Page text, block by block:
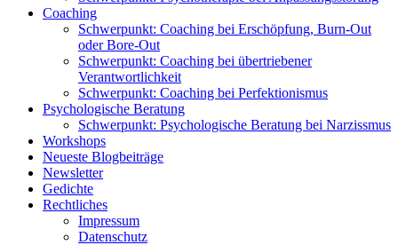
Coaching
Schwerpunkt: Coaching bei Erschöpfung, Burn-Out
oder Bore-Out
Schwerpunkt: Coaching bei übertriebener
Verantwortlichkeit
Schwerpunkt: Coaching bei Perfektionismus
Psychologische Beratung
Schwerpunkt: Psychologische Beratung bei Narzissmus
Workshops
Neueste Blogbeiträge
Newsletter
Gedichte
Rechtliches
Impressum
Datenschutz